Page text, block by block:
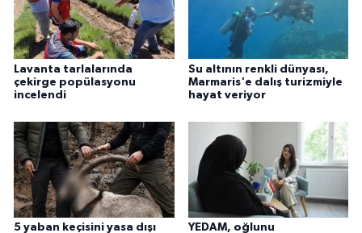
Lavanta tarlalarında
çekirge popülasyonu
incelendi
Su altının renkli dünyası,
Marmaris'e dalış turizmiyle
hayat veriyor
5 yaban keçisini yasa dışı YEDAM, oğlunu